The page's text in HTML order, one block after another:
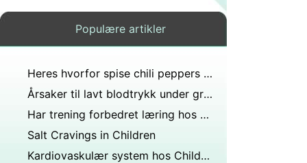
Populære artikler
Heres hvorfor spise chili peppers kan utløse thunderclap hodepine
Årsaker til lavt blodtrykk under graviditet
Har trening forbedret læring hos barn?
Salt Cravings in Children
Kardiovaskulær system hos Children